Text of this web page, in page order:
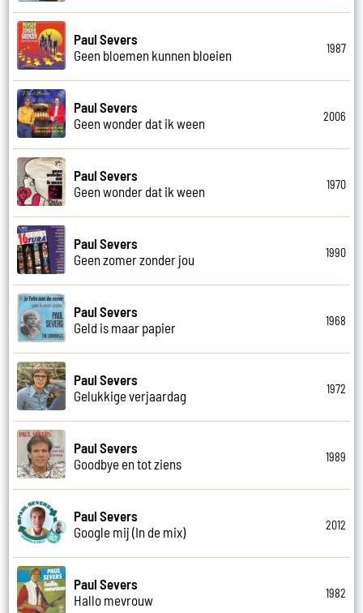
Paul Severs
Geen bloemen kunnen bloeien
1987
Paul Severs
Geen wonder dat ik ween
2006
Paul Severs
Geen wonder dat ik ween
1970
Paul Severs
Geen zomer zonder jou
1990
Paul Severs
Geld is maar papier
1968
Paul Severs
Gelukkige verjaardag
1972
Paul Severs
Goodbye en tot ziens
1989
Paul Severs
Google mij (In de mix)
2012
Paul Severs
Hallo mevrouw
1982